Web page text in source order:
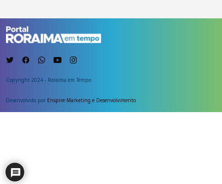
Copyright 2024 - Roraima em Tempo
Desenvolvido por Enspire Marketing e Desenvolvimento